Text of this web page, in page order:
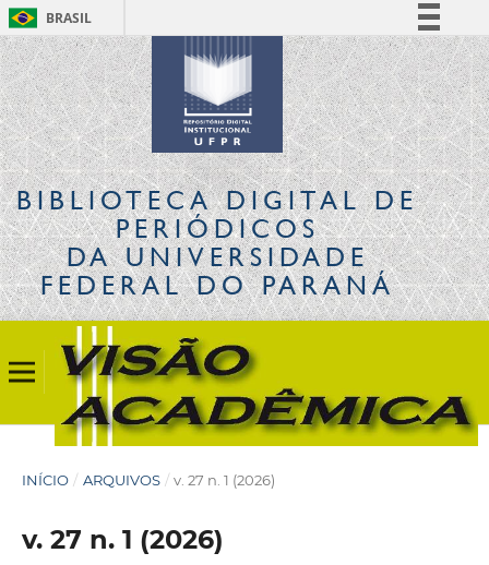
BRASIL
Simplifique!
Comunica BR
Participe
Acesso à informação
Legislação
Canais
BIBLIOTECA DIGITALDE
PERIÓDICOS
DA UNIVERSIDADE
FEDERAL DO PARANÁ
INÍCIO / ARQUIVOS / v. 27 n. 1 (2026)
v. 27 n. 1 (2026)